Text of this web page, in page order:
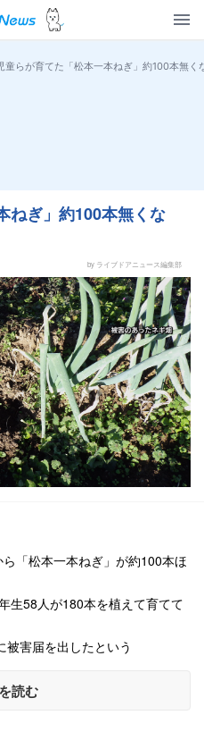
童らが育てた「松本一本ねぎ」約100本無く
ねぎ」約100本無くな
by ライブドアニュース編集部
「松本一本ねぎ」が約100本ほ
生58人が180本を植えて育てて
害届を出したという
読む